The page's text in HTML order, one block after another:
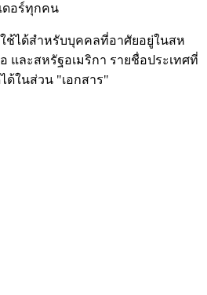
ดอร์ทุกคน
ช้ได้สำหรับบุคคลที่อาศัยอยู่ในสห
และสหรัฐอเมริกา รายชื่อประเทศที่
ด้ในส่วน "เอกสาร"